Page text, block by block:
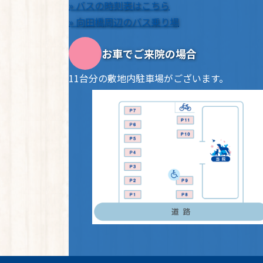
» バスの時刻表はこちら
» 向田橋周辺のバス乗り場
お車でご来院の場合
11台分の敷地内駐車場がございます。